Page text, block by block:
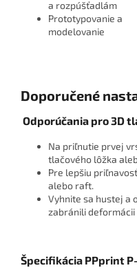
a rozpúšťadlám
Prototypovanie a
modelovanie
Doporučené
Odporúčania pro 3D
Na priľnutie prvej
tlačového lôžka
Pre lepšiu
alebo raft.
Vyhnite sa hustej a
zabránili deformácii
Špecifikácia PPprint